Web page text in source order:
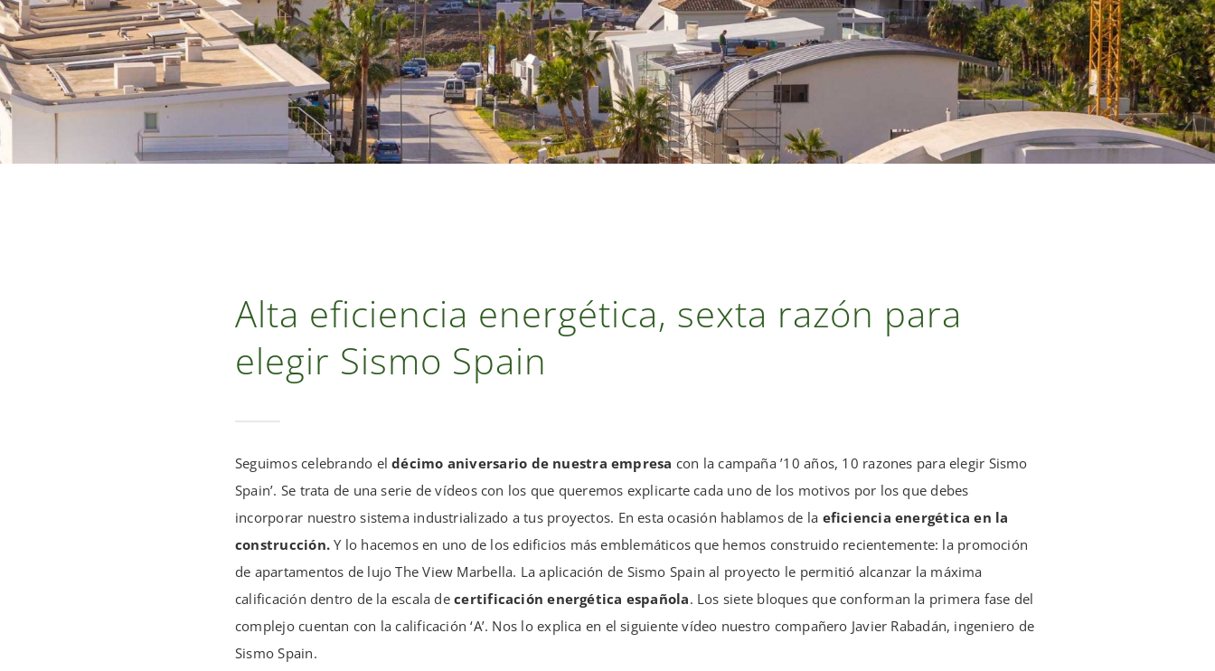
Alta eficiencia energética, sexta razón para
elegir Sismo Spain
Seguimos celebrando eldécimo aniversario de nuestra empresa con la campaña ’10 años, 10 razones para elegir Sismo
Spain’. Se trata de una serie de vídeos con los que queremos explicarte cada uno de los motivos por los que debes
incorporar nuestro sistema industrializado a tus proyectos. En esta ocasión hablamos de la eficiencia energética en la
construcción.Y lo hacemos en uno de los edificios más emblemáticos que hemos construido recientemente: la promoción
de apartamentos de lujo The View Marbella. La aplicación de Sismo Spain al proyecto le permitió alcanzar la máxima
calificación dentro de la escala decertificación energética española. Los siete bloques que conforman la primera fase del
complejo cuentan con la calificación ‘A’. Nos lo explica en el siguiente vídeo nuestro compañero Javier Rabadán, ingeniero de
Sismo Spain.